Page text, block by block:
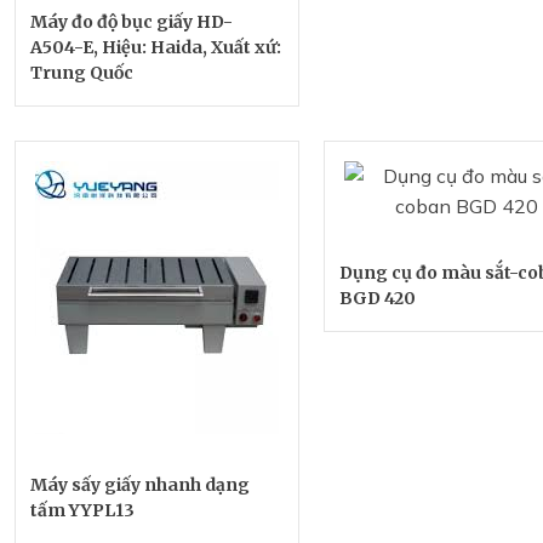
Máy đo độ bục giấy HD-
A504-E, Hiệu: Haida, Xuất xứ:
Trung Quốc
Máy sấy giấy nhanh dạng
tấm YYPL13
Dụng cụ đo màu sắt-
BGD 420